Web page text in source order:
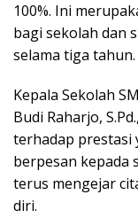
100%. Ini
bagi sekolah dan
selama tiga tahun.
Kepala Sekolah
Budi Raharjo,
terhadap prestasi
berpesan kepada
terus mengejar
diri.